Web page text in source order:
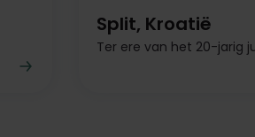
Split, Kroatië
Ter ere van het 20-jarig